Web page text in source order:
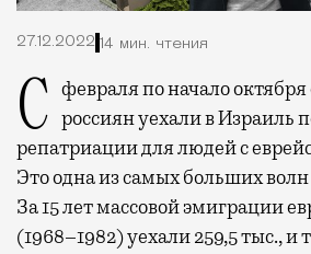
27.12.2022 14 мин. чтения
С февраля по начало октября около 40 тыс. россиян уехали в Израиль
репатриации для людей с
Это одна из самых больших
За 15 лет массовой эмиграции
(1968–1982) уехали 259,5 тыс., и